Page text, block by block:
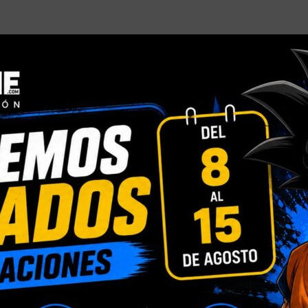
INFORMACIÓN ADICIONAL VALORACIONES (0)